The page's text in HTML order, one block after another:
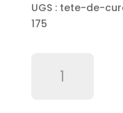
UGS : tete-de-
175